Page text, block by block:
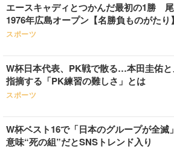
エースキャディとつかんだ最初の1勝 尾
1976年広島オープン【名勝負ものがたり】
スポーツ
W杯日本代表、PK戦で散る…本田圭佑
指摘する「PK練習の難しさ」とは
スポーツ
W杯ベスト16で「日本のグループが全
意味“死の組”だとSNSトレンド入り